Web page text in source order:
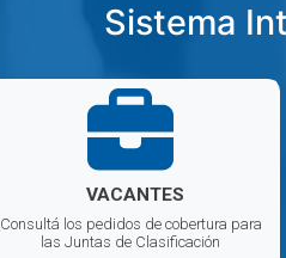
Sistema
VACANTES
Consultá los pedidos de cobertura para
las Juntas de Clasificación